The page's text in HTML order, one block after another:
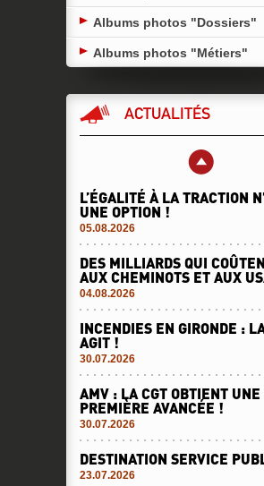
Albums photos "Dossiers"
Albums photos "Métiers"
ACTUALITÉS
L’ÉGALITÉ À LA TRACTION
UNE OPTION !
05.08.2026
DES MILLIARDS QUI
AUX CHEMINOTS ET AUX
04.08.2026
INCENDIES EN GIRONDE :
AGIT !
30.07.2026
AMV : LA CGT OBTIENT UNE
PREMIÈRE AVANCÉE !
30.07.2026
DESTINATION SERVICE
23.07.2026